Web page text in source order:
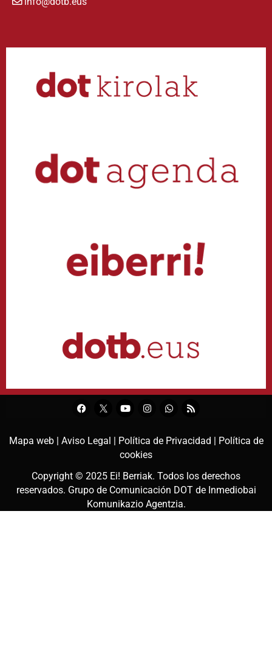
Mapa web | Aviso Legal | Política de Privacidad |
Política de
cookies
Copyright © 2025 Ei! Berriak. Todos los derechos
reservados. Grupo de Comunicación DOT de Inmediobai
Komunikazio Agentzia.